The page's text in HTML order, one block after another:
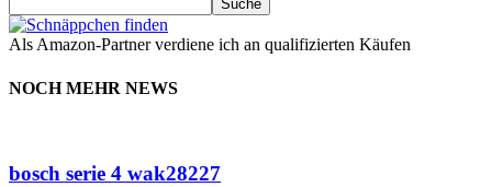
Als Amazon-Partner verdiene ich an qualifizierten Käufen
NOCH MEHR NEWS
bosch serie 4 wak28227